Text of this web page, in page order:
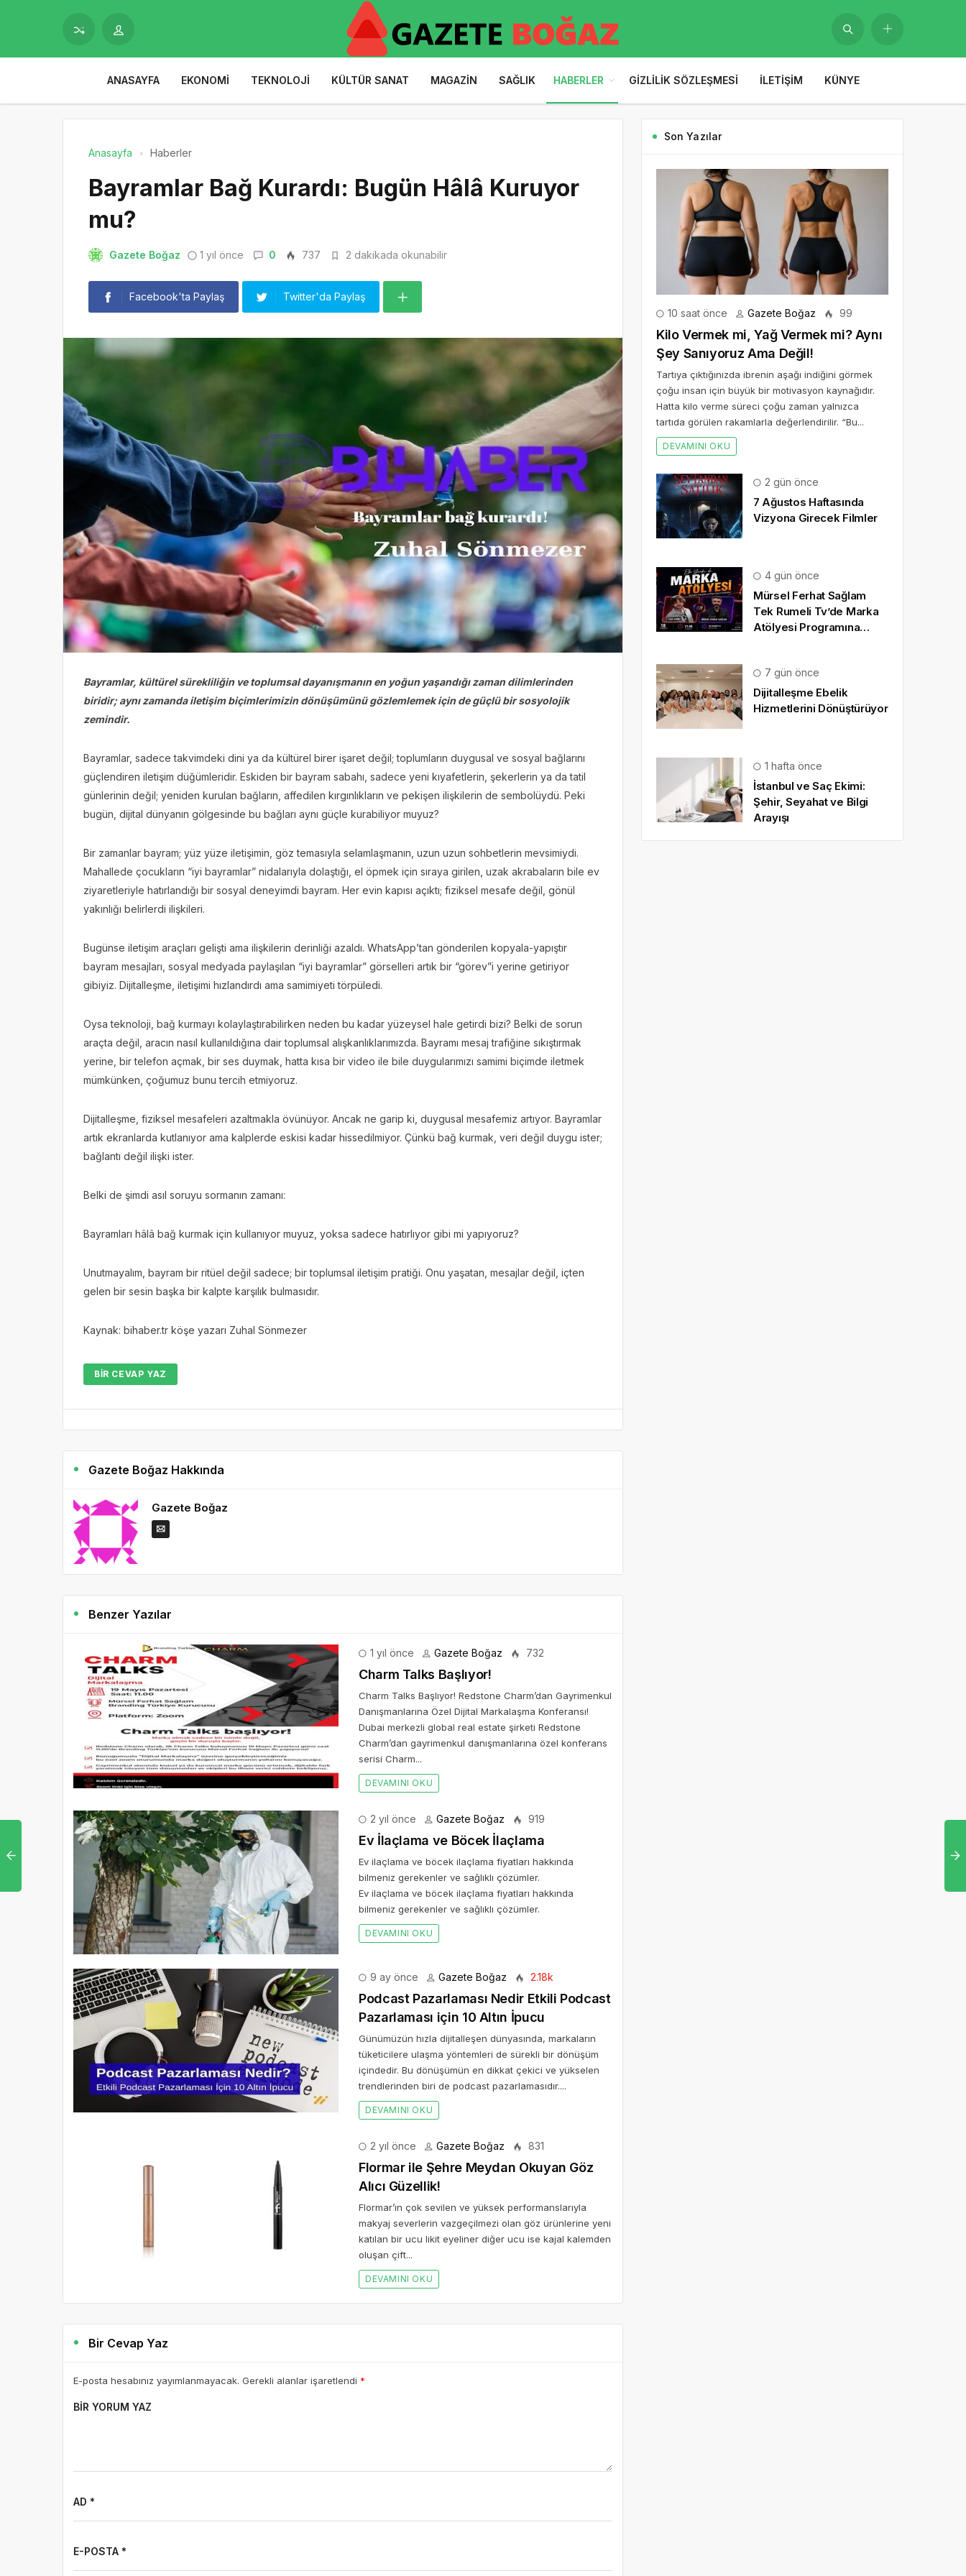
ANASAYFA EKONOMI TEKNOLOJI KÜLTÜR SANAT MAGAZIN SAĞLIK HABERLER GIZLILIK SÖZLEŞMESI İLETIŞIM KÜNYE
Anasayfa Haberler
Bayramlar Bağ Kurardı: Bugün Hâlâ Kuruyor
mu?
Gazete Boğaz 1 yıl önce 0 737 2 dakikada okunabilir
Facebook'ta Paylaş Twitter'da Paylaş
Bayramlar, kültürel sürekliliğin ve toplumsal dayanışmanın en yoğun yaşandığı zaman dilimlerinden
biridir; aynı zamanda iletişim biçimlerimizin dönüşümünü gözlemlemek için de güçlü bir sosyolojik
zemindir.
Bayramlar, sadece takvimdeki dini ya da kültürel birer işaret değil; toplumların duygusal ve sosyal bağlarını
güçlendiren iletişim düğümleridir. Eskiden bir bayram sabahı, sadece yeni kıyafetlerin, şekerlerin ya da tatil
günlerinin değil; yeniden kurulan bağların, affedilen kırgınlıkların ve pekişen ilişkilerin de sembolüydü. Peki
bugün, dijital dünyanın gölgesinde bu bağları aynı güçle kurabiliyor muyuz?
Bir zamanlar bayram; yüz yüze iletişimin, göz temasıyla selamlaşmanın, uzun uzun sohbetlerin mevsimiydi.
Mahallede çocukların “iyi bayramlar” nidalarıyla dolaştığı, el öpmek için sıraya girilen, uzak akrabaların bile ev
ziyaretleriyle hatırlandığı bir sosyal deneyimdi bayram. Her evin kapısı açıktı; fiziksel mesafe değil, gönül
yakınlığı belirlerdi ilişkileri.
Bugünse iletişim araçları gelişti ama ilişkilerin derinliği azaldı. WhatsApp’tan gönderilen kopyala-yapıştır
bayram mesajları, sosyal medyada paylaşılan “iyi bayramlar” görselleri artık bir “görev”i yerine getiriyor
gibiyiz. Dijitalleşme, iletişimi hızlandırdı ama samimiyeti törpüledi.
Oysa teknoloji, bağ kurmayı kolaylaştırabilirken neden bu kadar yüzeysel hale getirdi bizi? Belki de sorun
araçta değil, aracın nasıl kullanıldığına dair toplumsal alışkanlıklarımızda. Bayramı mesaj trafiğine sıkıştırmak
yerine, bir telefon açmak, bir ses duymak, hatta kısa bir video ile bile duygularımızı samimi biçimde iletmek
mümkünken, çoğumuz bunu tercih etmiyoruz.
Dijitalleşme, fiziksel mesafeleri azaltmakla övünüyor. Ancak ne garip ki, duygusal mesafemiz artıyor. Bayramlar
artık ekranlarda kutlanıyor ama kalplerde eskisi kadar hissedilmiyor. Çünkü bağ kurmak, veri değil duygu ister;
bağlantı değil ilişki ister.
Belki de şimdi asıl soruyu sormanın zamanı:
Bayramları hâlâ bağ kurmak için kullanıyor muyuz, yoksa sadece hatırlıyor gibi mi yapıyoruz?
Unutmayalım, bayram bir ritüel değil sadece; bir toplumsal iletişim pratiği. Onu yaşatan, mesajlar değil, içten
gelen bir sesin başka bir kalpte karşılık bulmasıdır.
Kaynak: bihaber.tr köşe yazarı Zuhal Sönmezer
BIR CEVAP YAZ
Gazete Boğaz Hakkında
Gazete Boğaz
Benzer Yazılar
1 yıl önce Gazete Boğaz 732
Charm Talks Başlıyor!
Charm Talks Başlıyor! Redstone Charm’dan Gayrimenkul
Danışmanlarına Özel Dijital Markalaşma Konferansı!
Dubai merkezli global real estate şirketi Redstone
Charm’dan gayrimenkul danışmanlarına özel konferans
serisi Charm...
DEVAMINI OKU
2 yıl önce Gazete Boğaz 919
Ev İlaçlama ve Böcek İlaçlama
Ev ilaçlama ve böcek ilaçlama fiyatları hakkında
bilmeniz gerekenler ve sağlıklı çözümler.
Ev ilaçlama ve böcek ilaçlama fiyatları hakkında
bilmeniz gerekenler ve sağlıklı çözümler.
DEVAMINI OKU
9 ay önce Gazete Boğaz 2.18k
Podcast Pazarlaması Nedir Etkili Podcast
Pazarlaması için 10 Altın İpucu
Günümüzün hızla dijitalleşen dünyasında, markaların
tüketicilere ulaşma yöntemleri de sürekli bir dönüşüm
içindedir. Bu dönüşümün en dikkat çekici ve yükselen
trendlerinden biri de podcast pazarlamasıdır....
DEVAMINI OKU
2 yıl önce Gazete Boğaz 831
Flormar ile Şehre Meydan Okuyan Göz
Alıcı Güzellik!
Flormar’ın çok sevilen ve yüksek performanslarıyla
makyaj severlerin vazgeçilmezi olan göz ürünlerine yeni
katılan bir ucu likit eyeliner diğer ucu ise kajal kalemden
oluşan çift...
DEVAMINI OKU
Bir Cevap Yaz
E-posta hesabınız yayımlanmayacak. Gerekli alanlar işaretlendi *
BIR YORUM YAZ
AD *
E-POSTA *
Son Yazılar
10 saat önce Gazete Boğaz 99
Kilo Vermek mi, Yağ Vermek mi? Aynı
Şey Sanıyoruz Ama Değil!
Tartıya çıktığınızda ibrenin aşağı indiğini görmek
çoğu insan için büyük bir motivasyon kaynağıdır.
Hatta kilo verme süreci çoğu zaman yalnızca
tartıda görülen rakamlarla değerlendirilir. “Bu...
DEVAMINI OKU
2 gün önce
7 Ağustos Haftasında
Vizyona Girecek Filmler
4 gün önce
Mürsel Ferhat Sağlam
Tek Rumeli Tv’de Marka
Atölyesi Programına
7 gün önce
Dijitalleşme Ebelik
Hizmetlerini Dönüştürüyor
1 hafta önce
İstanbul ve Saç Ekimi:
Şehir, Seyahat ve Bilgi
Arayışı